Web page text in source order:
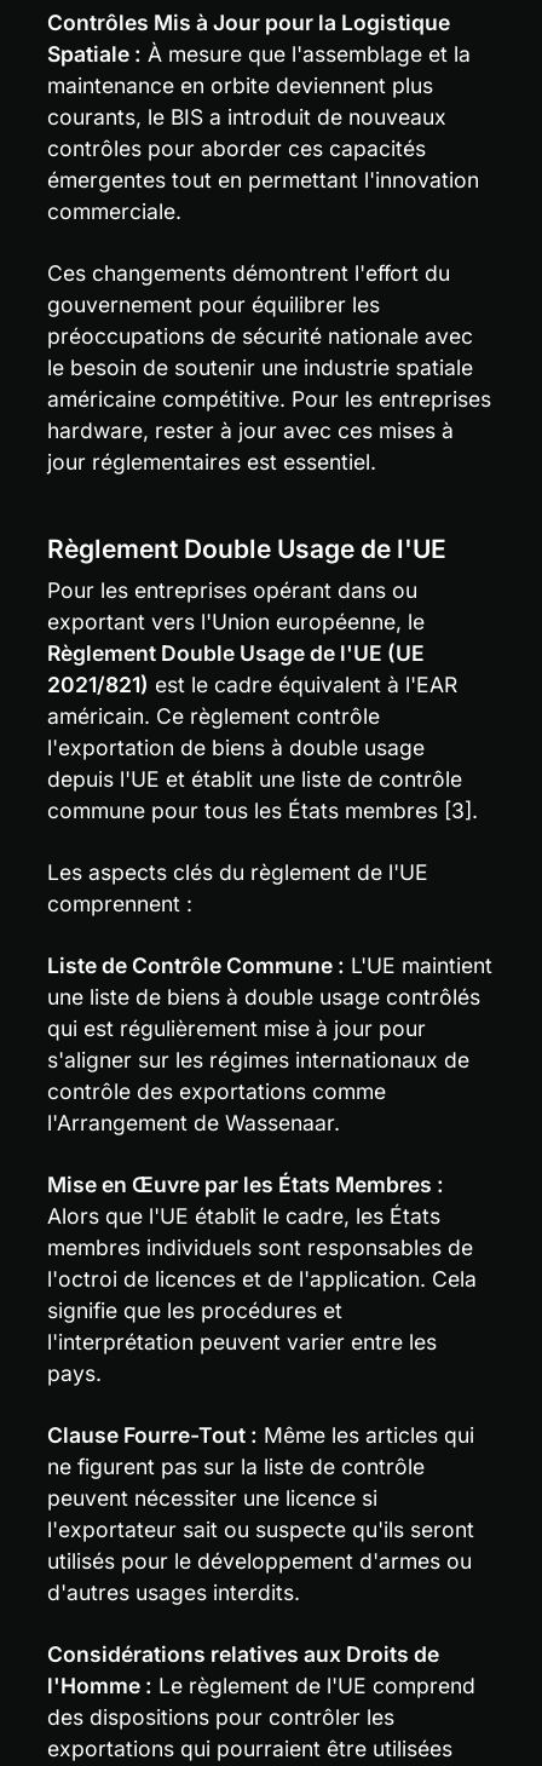
Contrôles Mis à Jour pour la Logistique
Spatiale : À mesure que l'assemblage et la
maintenance en orbite deviennent plus
courants, le BIS a introduit de nouveaux
contrôles pour aborder ces capacités
émergentes tout en permettant l'innovation
commerciale.
Ces changements démontrent l'effort du
gouvernement pour équilibrer les
préoccupations de sécurité nationale avec
le besoin de soutenir une industrie spatiale
américaine compétitive. Pour les entreprises
hardware, rester à jour avec ces mises à
jour réglementaires est essentiel.
Règlement Double Usage de l'UE
Pour les entreprises opérant dans ou
Règlement Double Usage de l'UE (UE
2021/821) est le cadre équivalent à l'EAR
américain. Ce règlement contrôle
l'exportation de biens à double usage
depuis l'UE et établit une liste de contrôle
commune pour tous les États membres [3].
Les aspects clés du règlement de l'UE
comprennent :
Liste de Contrôle Commune : L'UE maintient
une liste de biens à double usage contrôlés
qui est régulièrement mise à jour pour
s'aligner sur les régimes internationaux de
contrôle des exportations comme
l'Arrangement de Wassenaar.
Mise en Œuvre par les États Membres :
Alors que l'UE établit le cadre, les États
membres individuels sont responsables de
l'octroi de licences et de l'application. Cela
signifie que les procédures et
l'interprétation peuvent varier entre les
pays.
Clause Fourre-Tout : Même les articles qui
ne figurent pas sur la liste de contrôle
peuvent nécessiter une licence si
l'exportateur sait ou suspecte qu'ils seront
utilisés pour le développement d'armes ou
d'autres usages interdits.
Considérations relatives aux Droits de
l'Homme : Le règlement de l'UE comprend
des dispositions pour contrôler les
exportations qui pourraient être utilisées